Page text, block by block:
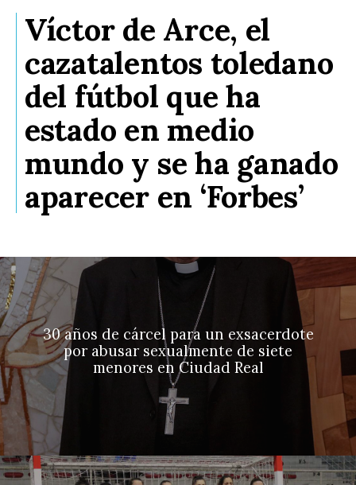
Víctor de Arce, el
cazatalentos toledano
del fútbol que ha
estado en medio
mundo y se ha ganado
aparecer en ‘Forbes’
30 años de cárcel para un exsacerdote
por abusar sexualmente de siete
menores en Ciudad Real